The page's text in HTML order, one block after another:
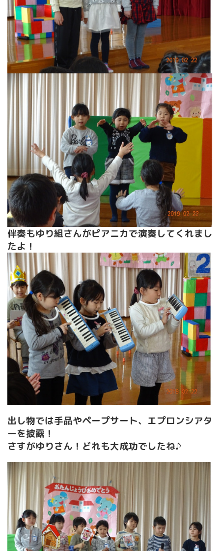
伴奏もゆり組さんがピアニカで演奏してくれまし
たよ！
出し物では手品やペープサート、エプロンシアタ
ーを披露！
さすがゆりさん！どれも大成功でしたね♪